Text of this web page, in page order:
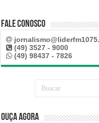
Fale Conosco
(49) 3527 - 9000
(49) 98437 - 7826
Ouça Agora